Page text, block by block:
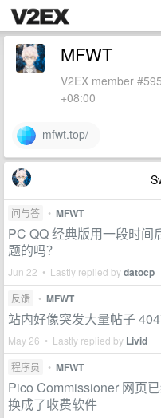
MFWT
V2EX member
+08:00
mfwt.top/
问与答 • MFWT
PC QQ 经典版用一段时间
题的吗？
Jun 22 • Lastly replied bydatocp
反馈 • MFWT
站内好像突发大量帖子 404
May 26 • Lastly replied by Livid
程序员 • MFWT
Pico Commissioner 网页
换成了收费软件